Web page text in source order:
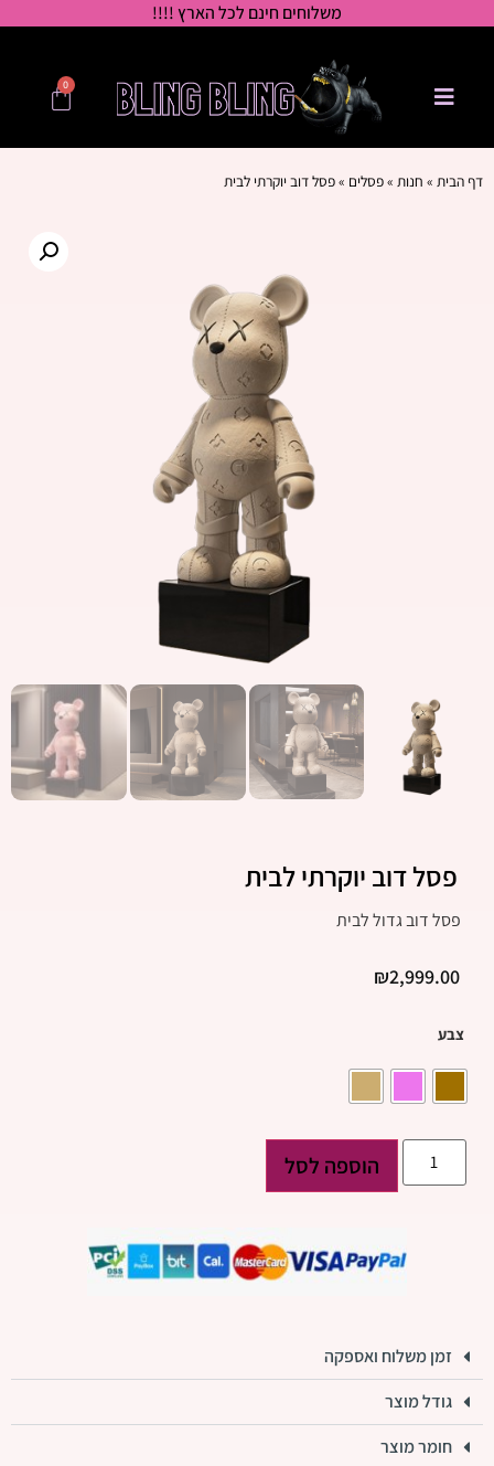
משלוחים חינם לכל הארץ !!!!
0
דף הבית » חנות »פסלים »פסל דוב יוקרתי לבית
פסל דוב יוקרתי לבית
פסל דוב גדול לבית
₪2,999.00
צבע
הוספה לסל
זמן משלוח ואספקה
גודל מוצר
חומר מוצר